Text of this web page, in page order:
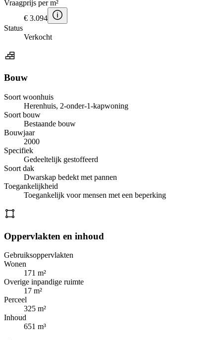
Vraagprijs per m²
€ 3.094
Status
Verkocht
Bouw
Soort woonhuis
Herenhuis, 2-onder-1-kapwoning
Soort bouw
Bestaande bouw
Bouwjaar
2000
Specifiek
Gedeeltelijk gestoffeerd
Soort dak
Dwarskap bedekt met pannen
Toegankelijkheid
Toegankelijk voor mensen met een beperking
Oppervlakten en inhoud
Gebruiksoppervlakten
Wonen
171 m²
Overige inpandige ruimte
17 m²
Perceel
325 m²
Inhoud
651 m³